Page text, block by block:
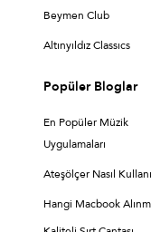
Beymen Club
Altınyıldız Classıcs
Popüler Bloglar
En Popüler Müzik
Uygulamaları
Ateşölçer Nasıl
Hangi Macbook